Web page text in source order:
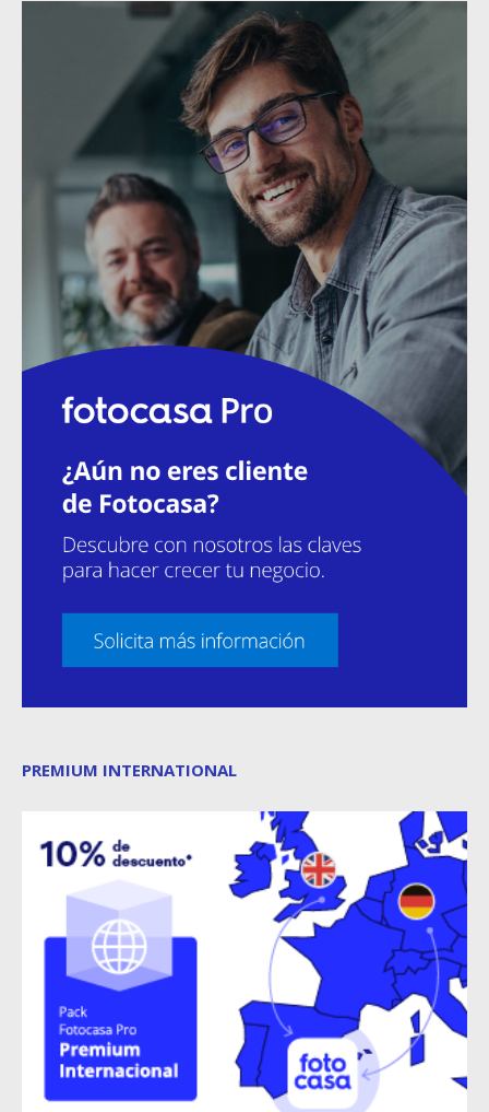
PREMIUM INTERNATIONAL